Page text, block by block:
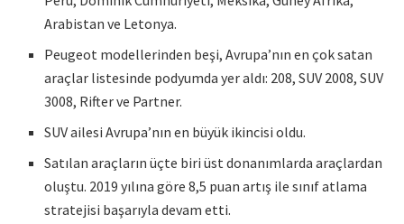
Arabistan ve Letonya.
Peugeot modellerinden beşi, Avrupa’nın en çok satan
araçlar listesinde podyumda yer aldı: 208, SUV 2008, SUV
3008, Rifter ve Partner.
SUV ailesi Avrupa’nın en büyük ikincisi oldu.
Satılan araçların üçte biri üst donanımlarda araçlardan
oluştu. 2019 yılına göre 8,5 puan artış ile sınıf atlama
stratejisi başarıyla devam etti.